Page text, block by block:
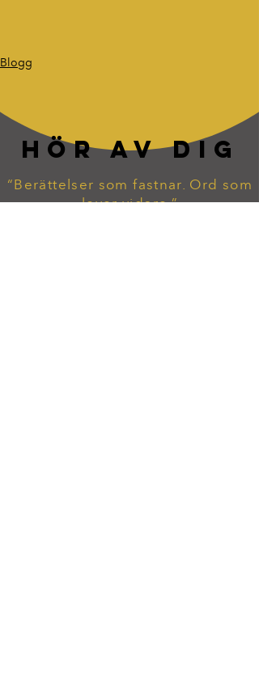
Blogg
HÖR AV DIG
“Berättelser som fastnar. Ord som
lever vidare.”